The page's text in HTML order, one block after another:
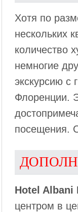
Хотя по
нескольких
количество
немногие
экскурсию с
Флоренции.
посещения.
Hotel Albani
центром в